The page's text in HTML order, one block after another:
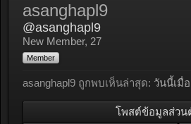
asanghapl9
@asanghapl9
New Member, 27
Member
asanghapl9 ถูกพบเห็นล่าสุด: วันนี้เมื่
โพสต์ข้อมูลส่วน